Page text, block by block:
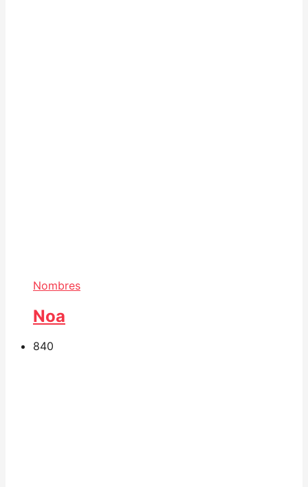
Nombres
Noa
840